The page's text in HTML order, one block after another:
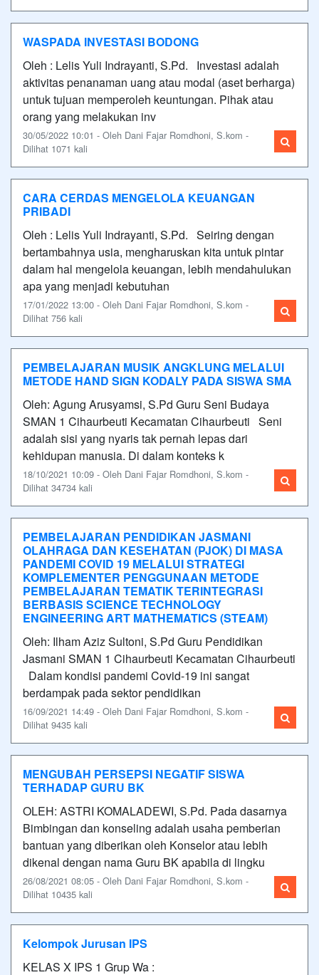
WASPADA INVESTASI BODONG
Oleh : Lelis Yuli Indrayanti, S.Pd. Investasi adalah
aktivitas penanaman uang atau modal (aset berharga)
untuk tujuan memperoleh keuntungan. Pihak atau
orang yang melakukan inv
30/05/2022 10:01 - Oleh Dani Fajar Romdhoni, S.kom -
Dilihat 1071 kali
CARA CERDAS MENGELOLA KEUANGAN
PRIBADI
Oleh : Lelis Yuli Indrayanti, S.Pd. Seiring dengan
bertambahnya usia, mengharuskan kita untuk pintar
dalam hal mengelola keuangan, lebih mendahulukan
apa yang menjadi kebutuhan
17/01/2022 13:00 - Oleh Dani Fajar Romdhoni, S.kom -
Dilihat 756 kali
PEMBELAJARAN MUSIK ANGKLUNG MELALUI
METODE HAND SIGN KODALY PADA SISWA SMA
Oleh: Agung Arusyamsi, S.Pd Guru Seni Budaya
SMAN 1 Cihaurbeuti Kecamatan Cihaurbeuti Seni
adalah sisi yang nyaris tak pernah lepas dari
kehidupan manusia. Di dalam konteks k
18/10/2021 10:09 - Oleh Dani Fajar Romdhoni, S.kom -
Dilihat 34734 kali
PEMBELAJARAN PENDIDIKAN JASMANI
OLAHRAGA DAN KESEHATAN (PJOK) DI MASA
PANDEMI COVID 19 MELALUI STRATEGI
KOMPLEMENTER PENGGUNAAN METODE
PEMBELAJARAN TEMATIK TERINTEGRASI
BERBASIS SCIENCE TECHNOLOGY
ENGINEERING ART MATHEMATICS (STEAM)
Oleh: Ilham Aziz Sultoni, S.Pd Guru Pendidikan
Jasmani SMAN 1 Cihaurbeuti Kecamatan Cihaurbeuti
Dalam kondisi pandemi Covid-19 ini sangat
berdampak pada sektor pendidikan
16/09/2021 14:49 - Oleh Dani Fajar Romdhoni, S.kom -
Dilihat 9435 kali
MENGUBAH PERSEPSI NEGATIF SISWA
TERHADAP GURU BK
OLEH: ASTRI KOMALADEWI, S.Pd. Pada dasarnya
Bimbingan dan konseling adalah usaha pemberian
bantuan yang diberikan oleh Konselor atau lebih
dikenal dengan nama Guru BK apabila di lingku
26/08/2021 08:05 - Oleh Dani Fajar Romdhoni, S.kom -
Dilihat 10435 kali
Kelompok Jurusan IPS
KELAS X IPS 1 Grup Wa :